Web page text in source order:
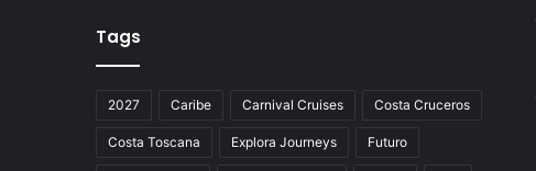
Tags
2027 Caribe Carnival Cruises Costa Cruceros
Costa Toscana Explora Journeys Futuro